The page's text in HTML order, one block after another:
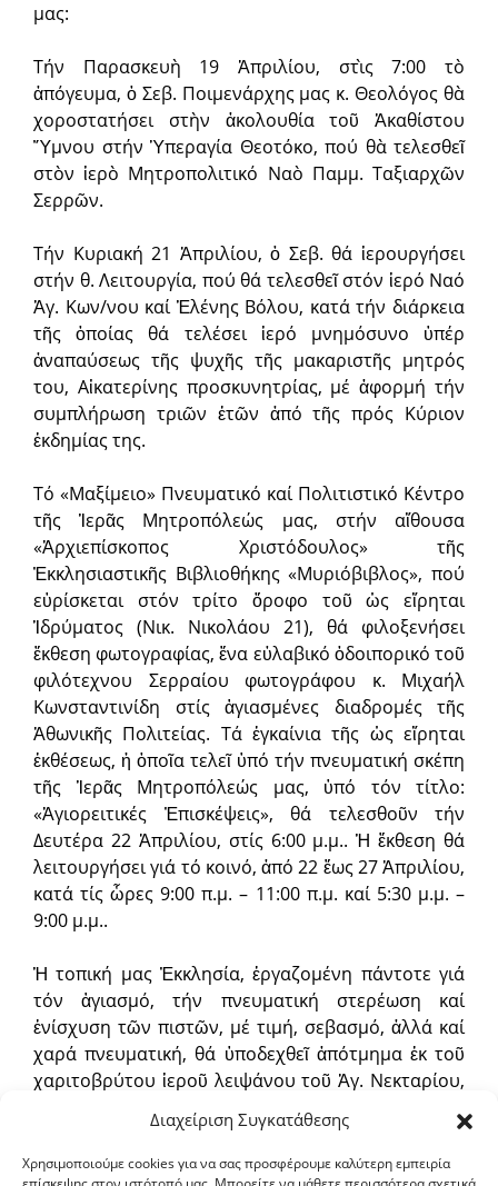
Διαχείριση Συγκατάθεσης
Χρησιμοποιούμε cookies για να σας προσφέρουμε καλύτερη εμπειρία
μας:
Τήν Παρασκευὴ 19 Ἀπριλίου, στὶς 7:00 τὸ
ἀπόγευμα, ὁ Σεβ. Ποιμενάρχης μας κ. Θεολόγος θὰ
χοροστατήσει στὴν ἀκολουθία τοῦ Ἀκαθίστου
Ὕμνου στήν Ὑπεραγία Θεοτόκο, πού θὰ τελεσθεῖ
στὸν ἱερὸ Μητροπολιτικό Ναὸ Παμμ. Ταξιαρχῶν
Σερρῶν.
Τήν Κυριακή 21 Ἀπριλίου, ὁ Σεβ. θά ἱερουργήσει
στήν θ. Λειτουργία, πού θά τελεσθεῖ στόν ἱερό Ναό
Ἁγ. Κων/νου καί Ἑλένης Βόλου, κατά τήν διάρκεια
τῆς ὁποίας θά τελέσει ἱερό μνημόσυνο ὑπέρ
ἀναπαύσεως τῆς ψυχῆς τῆς μακαριστῆς μητρός
του, Αἰκατερίνης προσκυνητρίας, μέ ἀφορμή τήν
συμπλήρωση τριῶν ἐτῶν ἀπό τῆς πρός Κύριον
ἐκδημίας της.
Τό «Μαξίμειο» Πνευματικό καί Πολιτιστικό Κέντρο
τῆς Ἱερᾶς Μητροπόλεώς μας, στήν αἴθουσα
«Ἀρχιεπίσκοπος Χριστόδουλος» τῆς
Ἐκκλησιαστικῆς Βιβλιοθήκης «Μυριόβιβλος», πού
εὑρίσκεται στόν τρίτο ὄροφο τοῦ ὡς εἴρηται
Ἱδρύματος (Νικ. Νικολάου 21), θά φιλοξενήσει
ἔκθεση φωτογραφίας, ἕνα εὐλαβικό ὁδοιπορικό τοῦ
φιλότεχνου Σερραίου φωτογράφου κ. Μιχαήλ
Κωνσταντινίδη στίς ἁγιασμένες διαδρομές τῆς
Ἀθωνικῆς Πολιτείας. Τά ἐγκαίνια τῆς ὡς εἴρηται
ἐκθέσεως, ἡ ὁποῖα τελεῖ ὑπό τήν πνευματική σκέπη
τῆς Ἱερᾶς Μητροπόλεώς μας, ὑπό τόν τίτλο:
«Ἁγιορειτικές Ἐπισκέψεις», θά τελεσθοῦν τήν
Δευτέρα 22 Ἀπριλίου, στίς 6:00 μ.μ.. Ἡ ἔκθεση θά
λειτουργήσει γιά τό κοινό, ἀπό 22 ἕως 27 Ἀπριλίου,
κατά τίς ὧρες 9:00 π.μ. – 11:00 π.μ. καί 5:30 μ.μ. –
9:00 μ.μ..
Ἡ τοπική μας Ἐκκλησία, ἐργαζομένη πάντοτε γιά
τόν ἁγιασμό, τήν πνευματική στερέωση καί
ἐνίσχυση τῶν πιστῶν, μέ τιμή, σεβασμό, ἀλλά καί
χαρά πνευματική, θά ὑποδεχθεῖ ἀπότμημα ἐκ τοῦ
χαριτοβρύτου ἱεροῦ λειψάνου τοῦ Ἁγ. Νεκταρίου,
Ἐπισκόπου Πενταπόλεως, τοῦ θαυματουργοῦ,
προερχόμενο ἀπό τήν ἱερά Μονή Ἁγ. Τριάδος
Αἰγίνης, στόν ἱερό Ναό Ἁγ. Γεωργίου Νιγρίτης, τήν